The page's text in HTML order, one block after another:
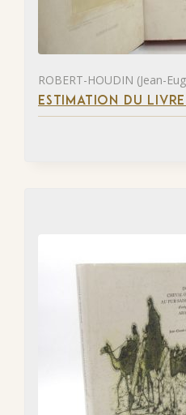
ROBERT-HOUDIN (Jean-
ESTIMATION DU